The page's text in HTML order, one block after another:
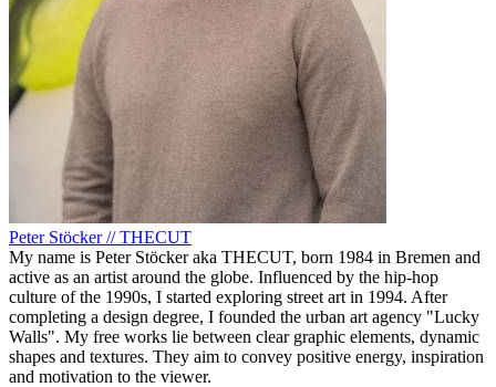
Peter Stöcker // THECUT
My name is Peter Stöcker aka THECUT, born 1984 in Bremen and
active as an artist around the globe. Influenced by the hip-hop
culture of the 1990s, I started exploring street art in 1994. After
completing a design degree, I founded the urban art agency "Lucky
Walls". My free works lie between clear graphic elements, dynamic
shapes and textures. They aim to convey positive energy, inspiration
and motivation to the viewer.